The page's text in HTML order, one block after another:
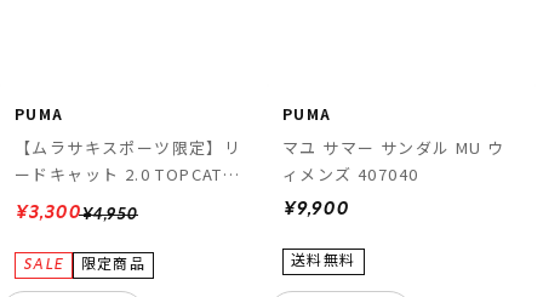
PUMA
【ムラサキスポーツ限定】リ
ードキャット 2.0 TOPCAT
404846
¥4,950
¥3,300
PUMA
マユ サマー サンダル MU ウ
ィメンズ 407040
¥9,900